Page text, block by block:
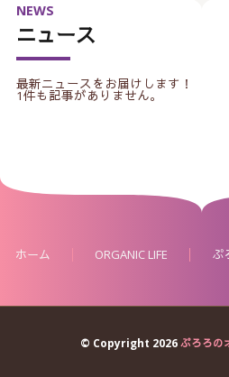
ニュース
NEWS
最新ニュースをお届けします！
1件も記事がありません。
ホーム ORGANIC LIFE ぷ
© Copyright 2026ぷろろの